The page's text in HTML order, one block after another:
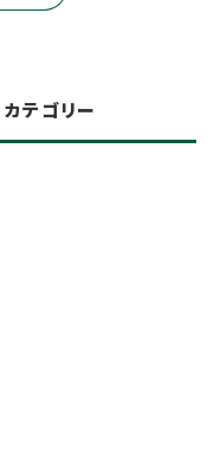
カテゴリー